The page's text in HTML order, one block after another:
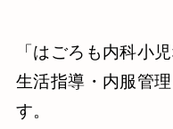
「はごろも内科小
生活指導・内服管
す。